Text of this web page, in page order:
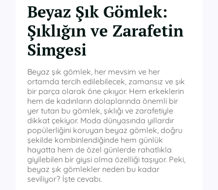
Beyaz Şık Gömlek:
Şıklığın ve Zarafetin
Simgesi
Beyaz şık gömlek, her mevsim ve her
ortamda tercih edilebilecek, zamansız ve şık
bir parça olarak öne çıkıyor. Hem erkeklerin
hem de kadınların dolaplarında önemli bir
yer tutan bu gömlek, şıklığı ve zarafetiyle
dikkat çekiyor. Moda dünyasında yıllardır
popülerliğini koruyan beyaz gömlek, doğru
şekilde kombinlendiğinde hem günlük
hayatta hem de özel günlerde rahatlıkla
giyilebilen bir giysi olma özelliği taşıyor. Peki,
beyaz şık gömlekler neden bu kadar
seviliyor? İşte cevabı.